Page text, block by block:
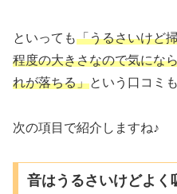
といっても「うるさいけど
程度の大きさなので気にな
れが落ちる」という口コミ
次の項目で紹介しますね♪
音はうるさいけどよく